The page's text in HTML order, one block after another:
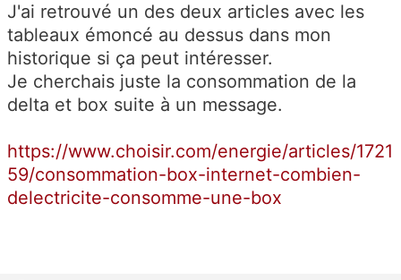
J'ai retrouvé un des deux articles avec les
tableaux émoncé au dessus dans mon
historique si ça peut intéresser.
Je cherchais juste la consommation de la
delta et box suite à un message.
https://www.choisir.com/energie/articles/1721
59/consommation-box-internet-combien-
delectricite-consomme-une-box